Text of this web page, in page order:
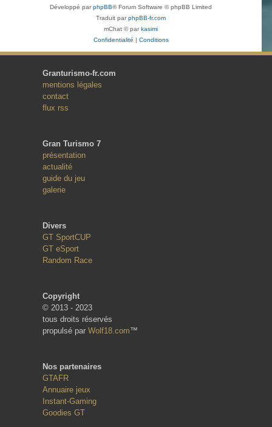
Développé parphpBB® Forum Software © phpBB Limited
Traduit parphpBB-fr.com
mChat © parkasimi
Confidentialité | Conditions
Granturismo-fr.com
mentions légales
contact
flux rss
Gran Turismo 7
présentation
actualité
guide du jeu
galerie
Divers
GT SportCUP
GT eSport
Random Race
Copyright
© 2013 - 2023
tous droits réservés
propulsé par Wolf18.com™
Nos partenaires
GTAFR
Annuaire jeux
Instant-Gaming
Goodies GT